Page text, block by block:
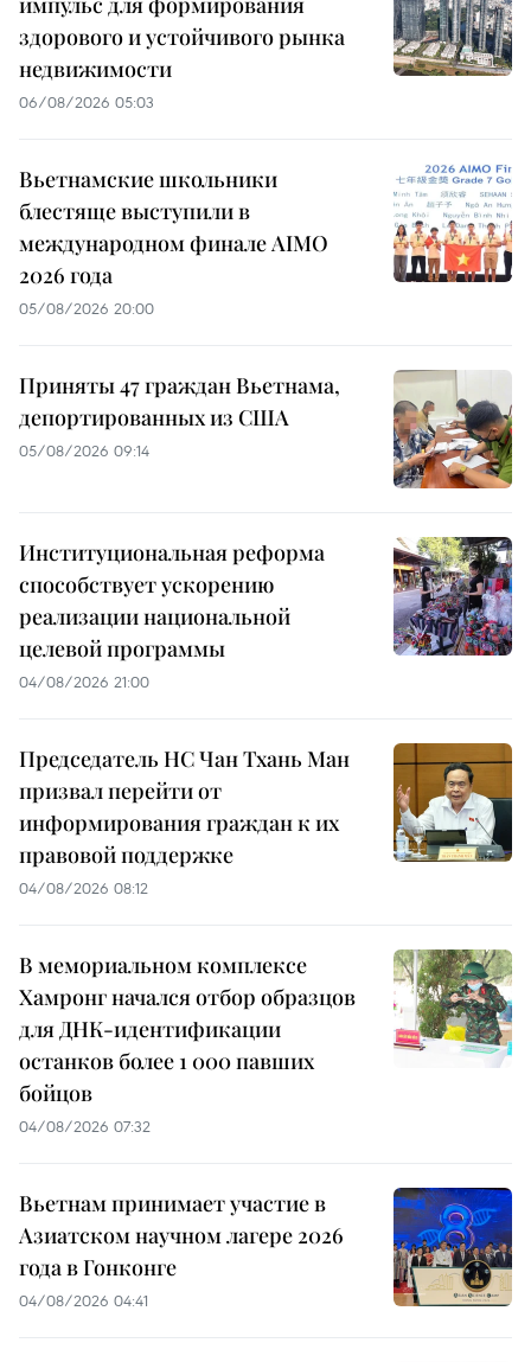
здорового и устойчивого рынка
недвижимости
06/08/2026 05:03
Вьетнамские школьники
блестяще выступили в
международном финале AIMO
2026 года
05/08/2026 20:00
Приняты 47 граждан Вьетнама,
депортированных из США
05/08/2026 09:14
Институциональная реформа
способствует ускорению
реализации национальной
целевой программы
04/08/2026 21:00
Председатель НС Чан Тхань Ман
призвал перейти от
информирования граждан к их
правовой поддержке
04/08/2026 08:12
В мемориальном комплексе
Хамронг начался отбор образцов
для ДНК-идентификации
останков более 1 000 павших
бойцов
04/08/2026 07:32
Вьетнам принимает участие в
Азиатском научном лагере 2026
года в Гонконге
04/08/2026 04:41